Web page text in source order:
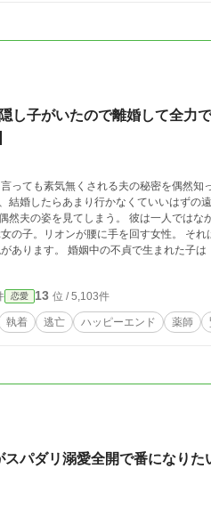
し子がいたので離婚して全力
くされる夫の秘密を偶然知ってしまった。 冒険者ギル
婚したらあまり行かなくていいはずの
然夫の姿を見てしまう。 彼は一人ではな
子。リオンが腰に手を回す女性。 それは紛
あります。 婚姻中の不貞で生まれた子
ます。この異世界この国独自の文化と
みの解釈と認識していただきますようお
サイトでの朗読などの無断転載を禁止し
恋愛 13 位 / 5,103件
執着 逃亡 ハッピーエンド 薬師
パダリ溺愛全開で番になりた